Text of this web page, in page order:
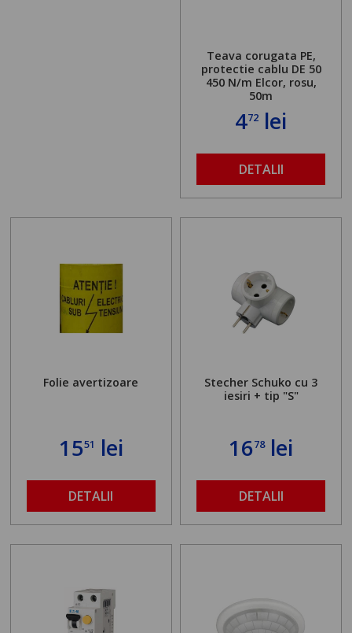
Teava corugata PE,
protectie cablu DE 50
450 N/m Elcor, rosu,
50m
472 lei
DETALII
Folie avertizoare
1551 lei
DETALII
Stecher Schuko cu 3
iesiri + tip "S"
1678lei
DETALII